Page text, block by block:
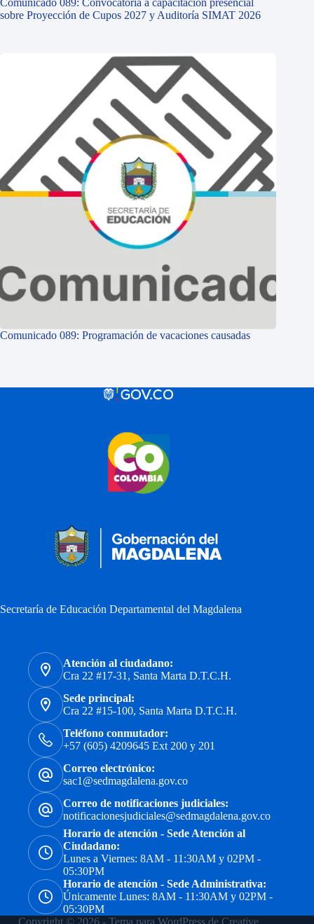
Comunicado 089: Convocatoria a capacitación presencial
sobre Proyección de Cupos 2027 y Auditoría SIMAT 2026
Comunicado 089: Programación de vacaciones causadas
Secretaría de Educación Departamental del Magdalena
Atención al ciudadano:
Cra 22 #17-31, Santa Marta D.T.C.H.
Sede principal:
Cra 22 #15-100, Santa Marta D.T.C.H.
Teléfono conmutador:
+57 (605) 4209645 Ext 200 y 201
Correo electrónico:
sac1@sedmagdalena.gov.co
Correo de notificaciones judiciales:
notificacionesjudiciales@sedmagdalena.gov.co
Horario de atención - Sede Atención al
Ciudadano:
Lunes a Viernes: 8AM - 11:30AM y 02PM -
05:30PM
Horario de atención - Sede Administrativa:
Únicamente Lunes: 8AM - 11:30AM y 02PM -
05:30PM
Copyright © 2026 - Tema para WordPress de Creative